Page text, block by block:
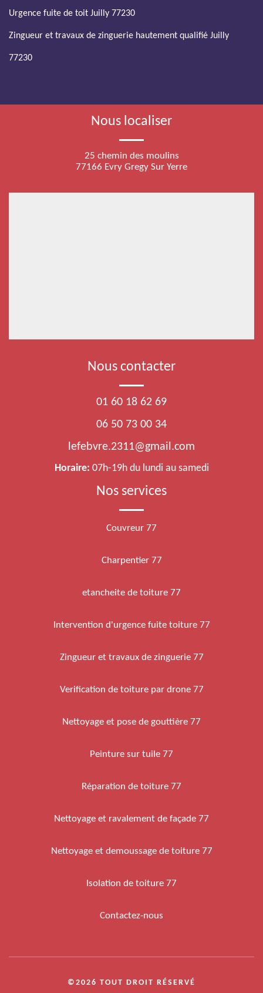
Urgence fuite de toit Juilly 77230
Zingueur et travaux de zinguerie hautement qualifié Juilly
77230
Nous localiser
25 chemin des moulins
77166 Evry Gregy Sur Yerre
Nous contacter
01 60 18 62 69
06 50 73 00 34
lefebvre.2311@gmail.com
Horaire: 07h-19h du lundi au samedi
Nos services
Couvreur 77
Charpentier 77
etancheite de toiture 77
Intervention d'urgence fuite toiture 77
Zingueur et travaux de zinguerie 77
Verification de toiture par drone 77
Nettoyage et pose de gouttière 77
Peinture sur tuile 77
Réparation de toiture 77
Nettoyage et ravalement de façade 77
Nettoyage et demoussage de toiture 77
Isolation de toiture 77
Contactez-nous
©2026 TOUT DROIT RÉSERVÉ